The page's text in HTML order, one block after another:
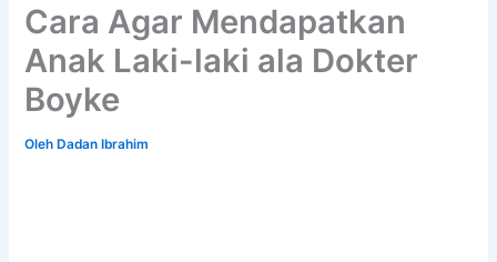
Cara Agar Mendapatkan
Anak Laki-laki ala Dokter
Boyke
OlehDadan Ibrahim